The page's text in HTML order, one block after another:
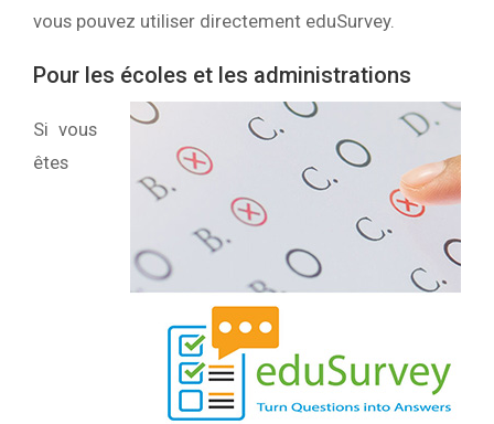
vous pouvez utiliser directement eduSurvey.
Pour les écoles et les administrations
Si vous
êtes